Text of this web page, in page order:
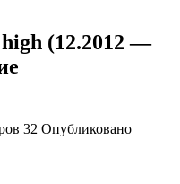
(12.2012 —
32 Опубликовано